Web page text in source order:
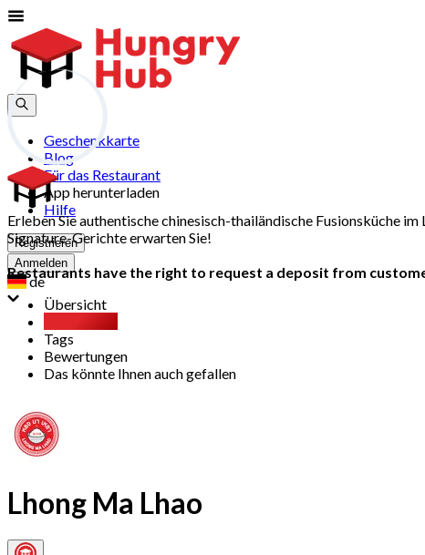
Geschenkkarte
Blog
Für das Restaurant
App herunterladen
Hilfe
Registrieren
Anmelden
de
Erleben Sie authentische chinesisch-thailändische Fusionsküche
Signature-Gerichte erwarten Sie!
Restaurants have the right to request a deposit from
Übersicht
Tags
Bewertungen
Das könnte Ihnen auch gefallen
Lhong Ma Lhao